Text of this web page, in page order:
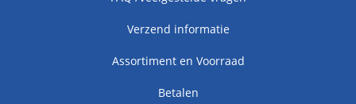
Verzend informatie
Assortiment en Voorraad
Betalen